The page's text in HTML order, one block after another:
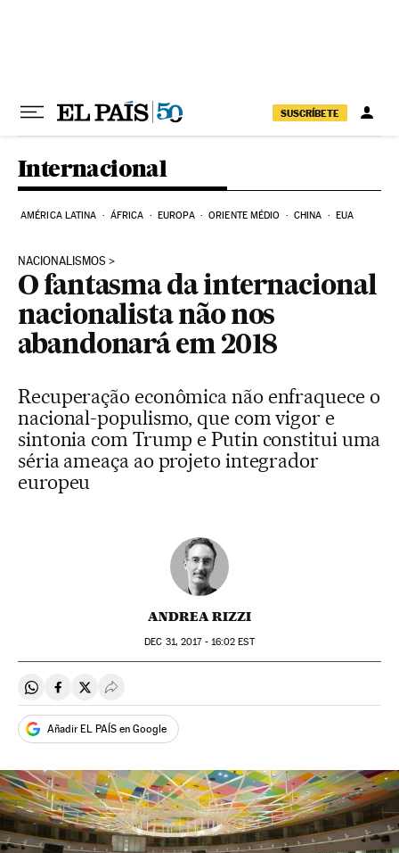
SUSCRÍBETE
Internacional
AMÉRICA LATINA ÁFRICA EUROPA ORIENTE MÉDIO CHINA EUA
NACIONALISMOS
O fantasma da internacional
nacionalista não nos
abandonará em 2018
Recuperação econômica não enfraquece o
nacional-populismo, que com vigor e
sintonia com Trump e Putin constitui uma
séria ameaça ao projeto integrador
europeu
ANDREA RIZZI
DEC 31, 2017 - 16:02 EST
Compartir en Whatsapp
Compartir en Facebook
Compartir en Twitter
Desplegar Redes Sociales
Añadir EL PAÍS en Google